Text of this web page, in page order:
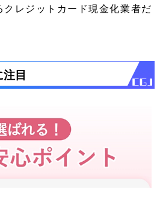
クレジットカード現金化業者だ
目